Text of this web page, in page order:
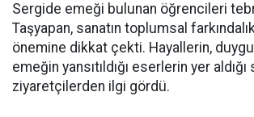
Sergide emeği bulunan öğrencileri
Taşyapan, sanatın toplumsal
önemine dikkat çekti. Hayallerin,
emeğin yansıtıldığı eserlerin yer aldığı
ziyaretçilerden ilgi gördü.